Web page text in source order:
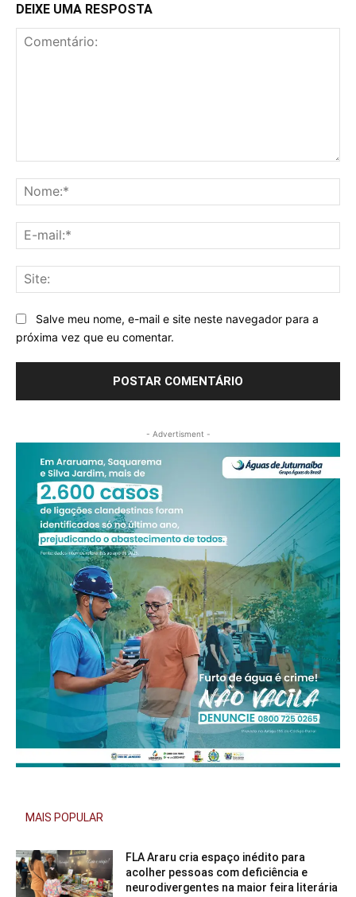
DEIXE UMA RESPOSTA
Salve meu nome, e-mail e site neste navegador para a
próxima vez que eu comentar.
- Advertisment -
MAIS POPULAR
FLA Araru cria espaço inédito para
acolher pessoas com deficiência e
neurodivergentes na maior feira literária